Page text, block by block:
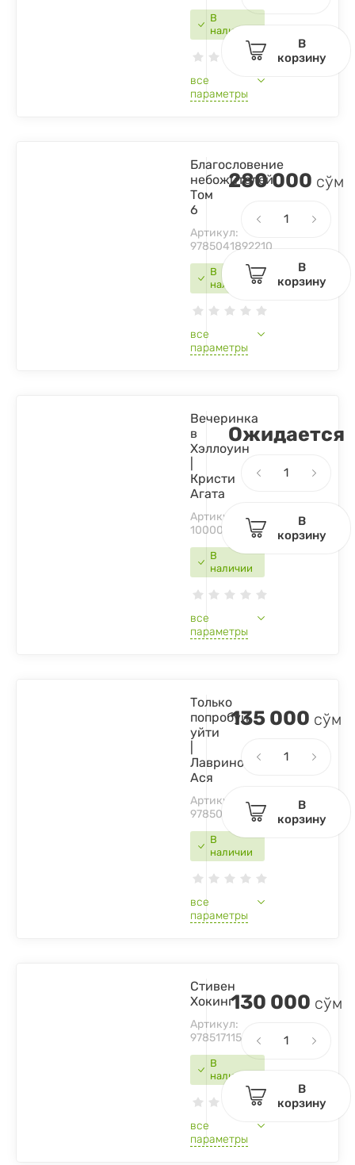
В
наличии
все
параметры
В
корзину
В
наличии
Благословение
небожителей.
Том
6
Артикул:
9785041892210
все
параметры
280 000 сўм
В
корзину
В
наличии
Вечеринка
в
Хэллоуин
Кристи
Агата
Артикул:
1000017244113
все
параметры
Ожидается
В
корзину
В
наличии
Только
попробуй
уйти
Лавринович
Ася
Артикул:
9785041572983
все
параметры
135 000 сўм
В
корзину
В
наличии
Стивен
Хокинг
Артикул:
9785171156138
все
параметры
130 000 сўм
В
корзину